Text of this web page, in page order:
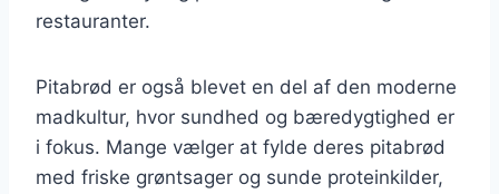
restauranter.
Pitabrød er også blevet en del af den moderne
madkultur, hvor sundhed og bæredygtighed er
i fokus. Mange vælger at fylde deres pitabrød
med friske grøntsager og sunde proteinkilder,